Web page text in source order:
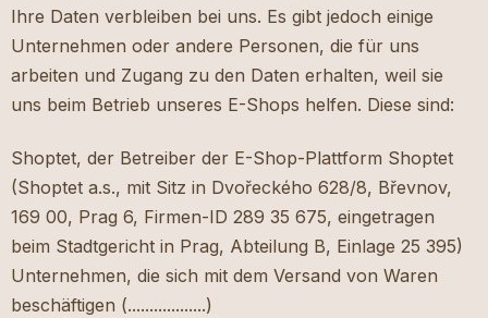
Ihre Daten verbleiben bei uns. Es gibt jedoch einige
Unternehmen oder andere Personen, die für uns
arbeiten und Zugang zu den Daten erhalten, weil sie
uns beim Betrieb unseres E-Shops helfen. Diese sind:
Shoptet, der Betreiber der E-Shop-Plattform Shoptet
(Shoptet a.s., mit Sitz in Dvořeckého 628/8, Břevnov,
169 00, Prag 6, Firmen-ID 289 35 675, eingetragen
beim Stadtgericht in Prag, Abteilung B, Einlage 25 395)
Unternehmen, die sich mit dem Versand von Waren
beschäftigen (..................)